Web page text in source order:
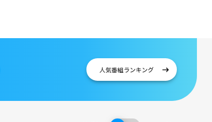
人気番組ランキング